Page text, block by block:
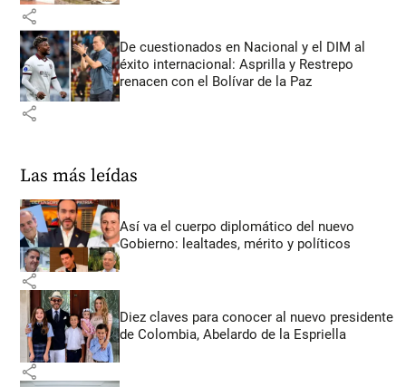
share
De cuestionados en Nacional y el DIM al
éxito internacional: Asprilla y Restrepo
renacen con el Bolívar de la Paz
share
Las más leídas
Así va el cuerpo diplomático del nuevo
Gobierno: lealtades, mérito y políticos
share
Diez claves para conocer al nuevo presidente
de Colombia, Abelardo de la Espriella
share